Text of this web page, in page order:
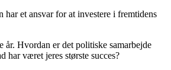
et ansvar for at investere i fremtidens
år. Hvordan er det politiske samarbejde
har været jeres største succes?